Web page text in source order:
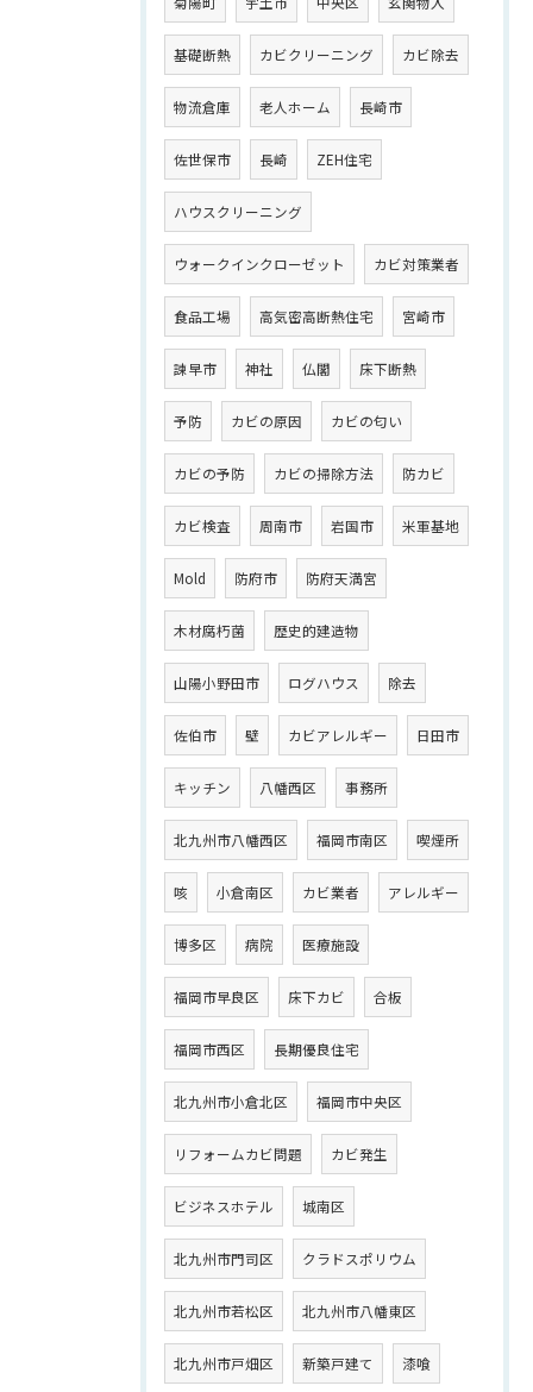
基礎断熱 カビクリーニング カビ除去
物流倉庫 老人ホーム 長崎市
佐世保市 長崎 ZEH住宅
ハウスクリーニング
ウォークインクローゼット カビ対策業者
食品工場 高気密高断熱住宅 宮崎市
諫早市 神社 仏閣 床下断熱
予防 カビの原因 カビの匂い
カビの予防 カビの掃除方法 防カビ
カビ検査 周南市 岩国市 米軍基地
Mold 防府市 防府天満宮
木材腐朽菌 歴史的建造物
山陽小野田市 ログハウス 除去
佐伯市 壁 カビアレルギー 日田市
キッチン 八幡西区 事務所
北九州市八幡西区 福岡市南区 喫煙所
咳 小倉南区 カビ業者 アレルギー
博多区 病院 医療施設
福岡市早良区 床下カビ 合板
福岡市西区 長期優良住宅
北九州市小倉北区 福岡市中央区
リフォームカビ問題 カビ発生
ビジネスホテル 城南区
北九州市門司区 クラドスポリウム
北九州市若松区 北九州市八幡東区
北九州市戸畑区 新築戸建て 漆喰